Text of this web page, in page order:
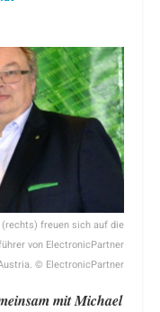
freuen sich auf die
von ElectronicPartner
© ElectronicPartner
mit Michael